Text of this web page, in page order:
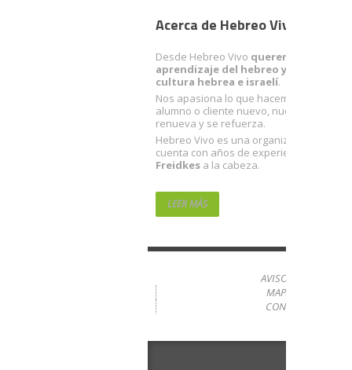
Acerca de Hebreo Vivo
Desde Hebreo Vivo queremos
aprendizaje del hebreo y acercarte a
cultura hebrea e israelí.
Nos apasiona lo que hacemos. Con
alumno o cliente nuevo, nuestra ilusión
renueva y se refuerza.
Hebreo Vivo es una organización sólida
cuenta con años de experiencia… con
Freidkes a la cabeza.
LEER MÁS
AVISO LEGAL
MAPA WEB
CONTACTO